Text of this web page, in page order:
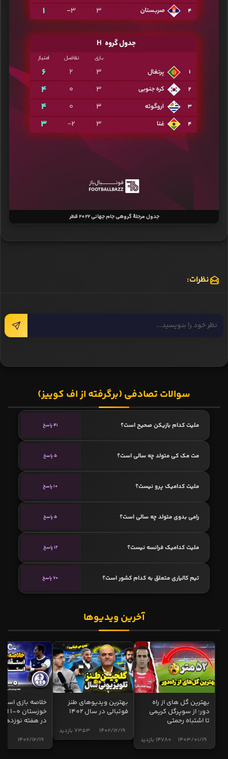
جدول مرحلۀ گروهی جام جهانی 2022 قطر
نظرات:
سوالات تصادفی (برگرفته از اف کوییز)
ملیت کدام بازیکن صحیح است؟ 41 پاسخ
مت مک کی متولد چه سالی است؟ 5 پاسخ
ملیت کدامیک پرو نیست؟ 10 پاسخ
رامی بدوی متولد چه سالی است؟ 5 پاسخ
ملیت کدامیک فرانسه نیست؟ 12 پاسخ
تیم کالیاری متعلق به کدام کشور است؟ 70 پاسخ
آخرین ویدیوها
بهترین گل های از راه
دور؛ از سوپرگل کریمی
تا اشتباه رحمتی
14780 بازدید 1403/01/19
بهترین ویدیوهای طنز
فوتبالی در سال 1402
7353 بازدید 1402/12/19
خلاصه بازی
در هفته نوزدهم
1402/12/19